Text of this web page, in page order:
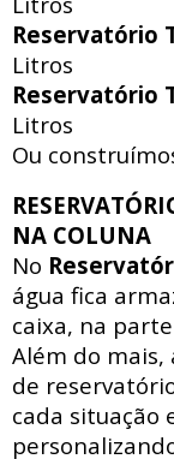
Reservatório
Litros
Reservatório
Litros
Ou
NA COLUNA
No
água fica
caixa, na
Além do mais,
de
cada situação